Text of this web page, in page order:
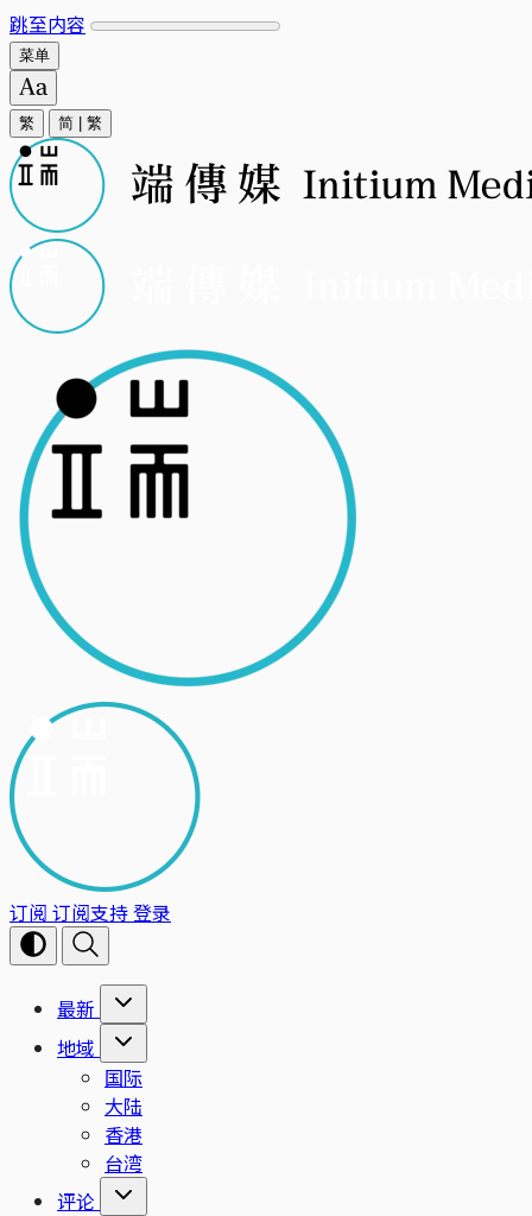
跳至内容
菜单
繁 简 繁
订阅 订阅支持登录
最新
地域
国际
大陆
香港
台湾
评论